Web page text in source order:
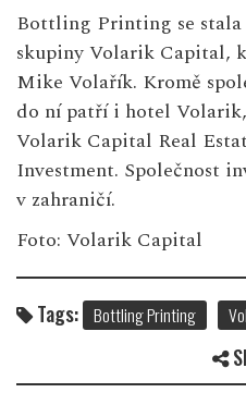
Bottling Printing se stala
skupiny Volarik Capital,
Mike Volařík. Kromě
do ní patří i hotel
Volarik Capital Real
Investment. Společnost
v zahraničí.
Foto: Volarik Capital
Tags: Bottling Printing